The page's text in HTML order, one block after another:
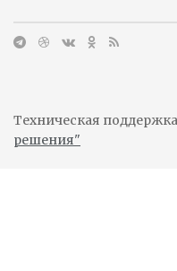
Техническая
решения"